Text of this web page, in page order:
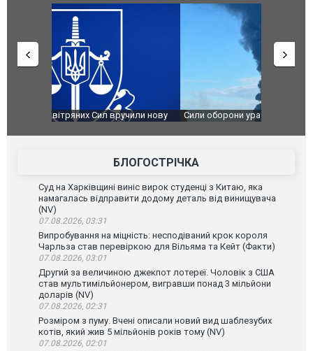
Сили оборони уразили Ярославський НПЗ:
атаку. ВІДЕО
Неймар
БЛОГОСТРІЧКА
Суд на Харківщині виніс вирок студенці з Китаю, яка
намагалась відправити додому деталь від винищувача
(NV)
07.08.2026, 03:31
Випробування на міцність: несподіваний крок короля
Чарльза став перевіркою для Вільяма та Кейт (Факти)
07.08.2026, 03:01
Другий за величиною джекпот лотереї. Чоловік з США
став мультимільйонером, вигравши понад 3 мільйони
доларів (NV)
07.08.2026, 02:31
Розміром з пуму. Вчені описали новий вид шаблезубих
котів, який жив 5 мільйонів років тому (NV)
07.08.2026, 02:01